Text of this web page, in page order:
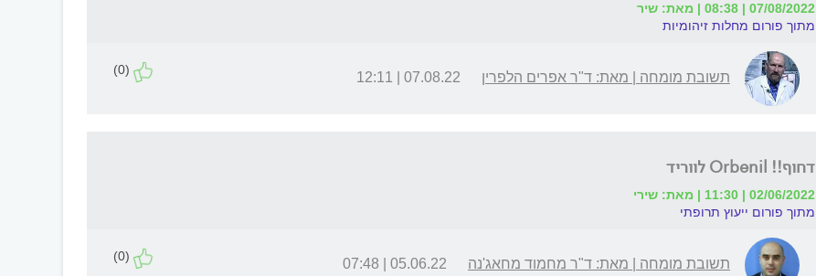
07/08/2022 | 08:38 | מאת: שיר
מתוך פורום מחלות זיהומיות
תשובת מומחה | מאת: ד"ר אפרים הלפרין 07.08.22 | 12:11
(0)
דחוף!! Orbenil לווריד
02/06/2022 | 11:30 | מאת: שירי
מתוך פורום ייעוץ תרופתי
תשובת מומחה | מאת: ד"ר מחמוד מחאג'נה 05.06.22 | 07:48
(0)